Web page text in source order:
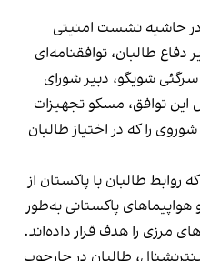
حاشیه نشست امنیتی
طالبان، توافقنامه‌ای
شویگو، دبیر شورای
توافق، مسکو تجهیزات
را که در اختیاز طالبان
طالبان با پاکستان از
پاکستانی به‌طور
مرزی را هدف قرار داده‌اند.